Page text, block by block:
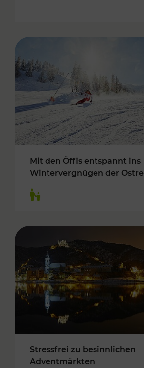
Mit den Öffis entspannt ins
Wintervergnügen der
Stressfrei zu besinnlichen
Adventmärkten